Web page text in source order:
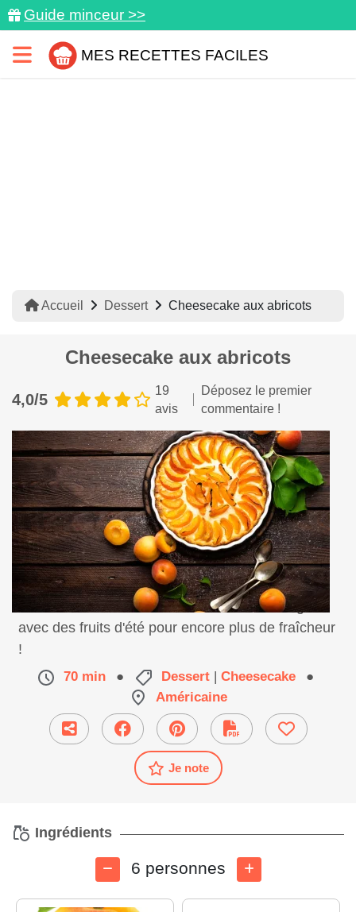
Guide minceur >>
MES RECETTES FACILES
Accueil Dessert Cheesecake aux abricots
Cheesecake aux abricots
4,0/5
19
avis
Déposez le premier
commentaire !
Une belle recette de cheesecake maison original
avec des fruits d'été pour encore plus de fraîcheur
!
70 min ● Dessert | Cheesecake
●
Américaine
Je note
Ingrédients
6 personnes